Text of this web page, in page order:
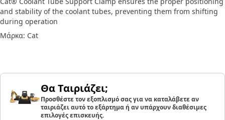
and stability of the coolant tubes, preventing them from shifting
during operation
Μάρκα: Cat
Θα Ταιριάζει;
Προσθέστε τον εξοπλισμό σας για να καταλάβετε αν
ταιριάζει αυτό το εξάρτημα ή αν υπάρχουν διαθέσιμες
επιλογές επισκευής.